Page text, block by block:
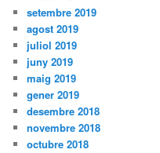
setembre 2019
agost 2019
juliol 2019
juny 2019
maig 2019
gener 2019
desembre 2018
novembre 2018
octubre 2018